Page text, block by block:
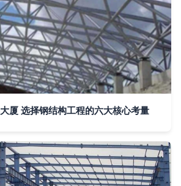
厦 选择钢结构工程的六大核心考量